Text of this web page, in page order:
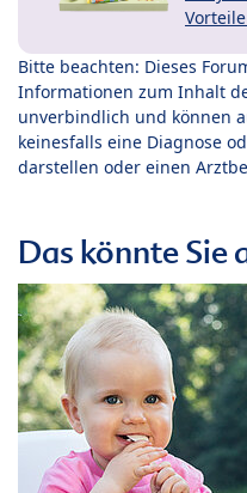
Vorteile
Bitte beachten: Dieses
Informationen zum Inhalt
unverbindlich und können
keinesfalls eine Diagnose
darstellen oder einen
Das könnte Sie